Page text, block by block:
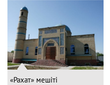
«Рахат» мешіті